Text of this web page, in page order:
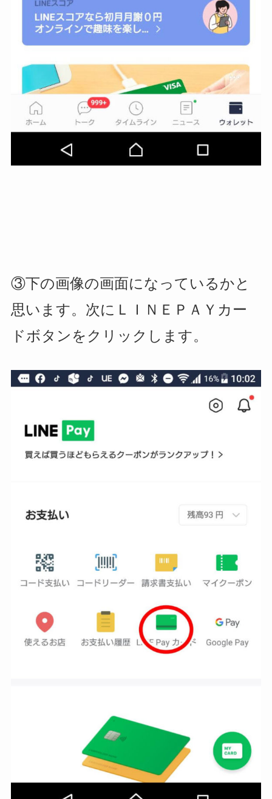
③下の画像の画面になっているかと
思います。次にＬＩＮＥＰＡＹカー
ドボタンをクリックします。